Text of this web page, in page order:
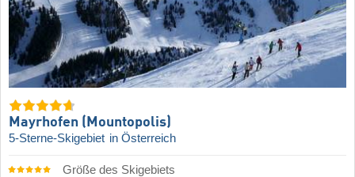
Mayrhofen (Mountopolis)
5-Sterne-Skigebiet in Österreich
Größe des Skigebiets